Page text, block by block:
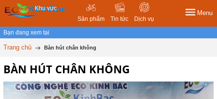
Khu vực
Sản phẩm
Tin tức Dịch vụ
Menu
Bạn đang xem tại
Trang chủ Bàn hút chân không
BÀN HÚT CHÂN KHÔNG